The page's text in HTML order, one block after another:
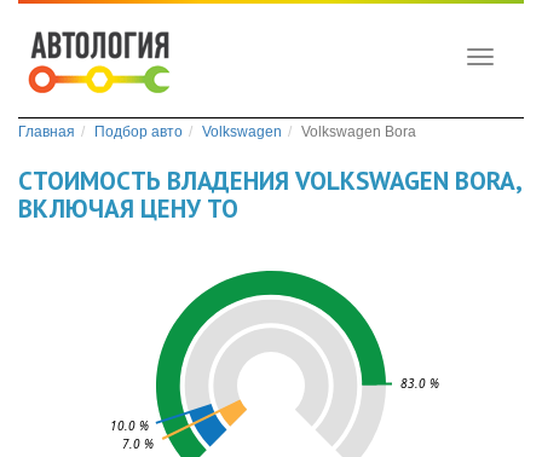
Toggle
Главная Подбор авто Volkswagen Volkswagen Bora
СТОИМОСТЬ ВЛАДЕНИЯ VOLKSWAGEN BORA,
ВКЛЮЧАЯ ЦЕНУ ТО
83.0 %
10.0 %
7.0 %